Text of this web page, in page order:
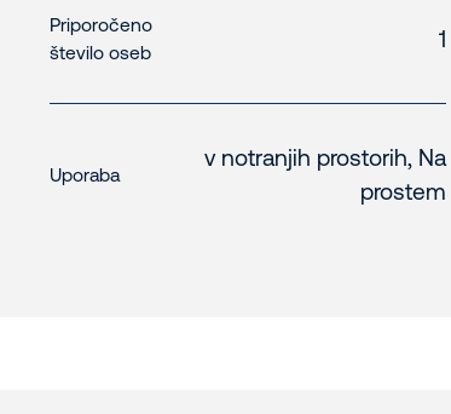
Priporočeno
število oseb
1
Uporaba
v notranjih prostorih, Na
prostem